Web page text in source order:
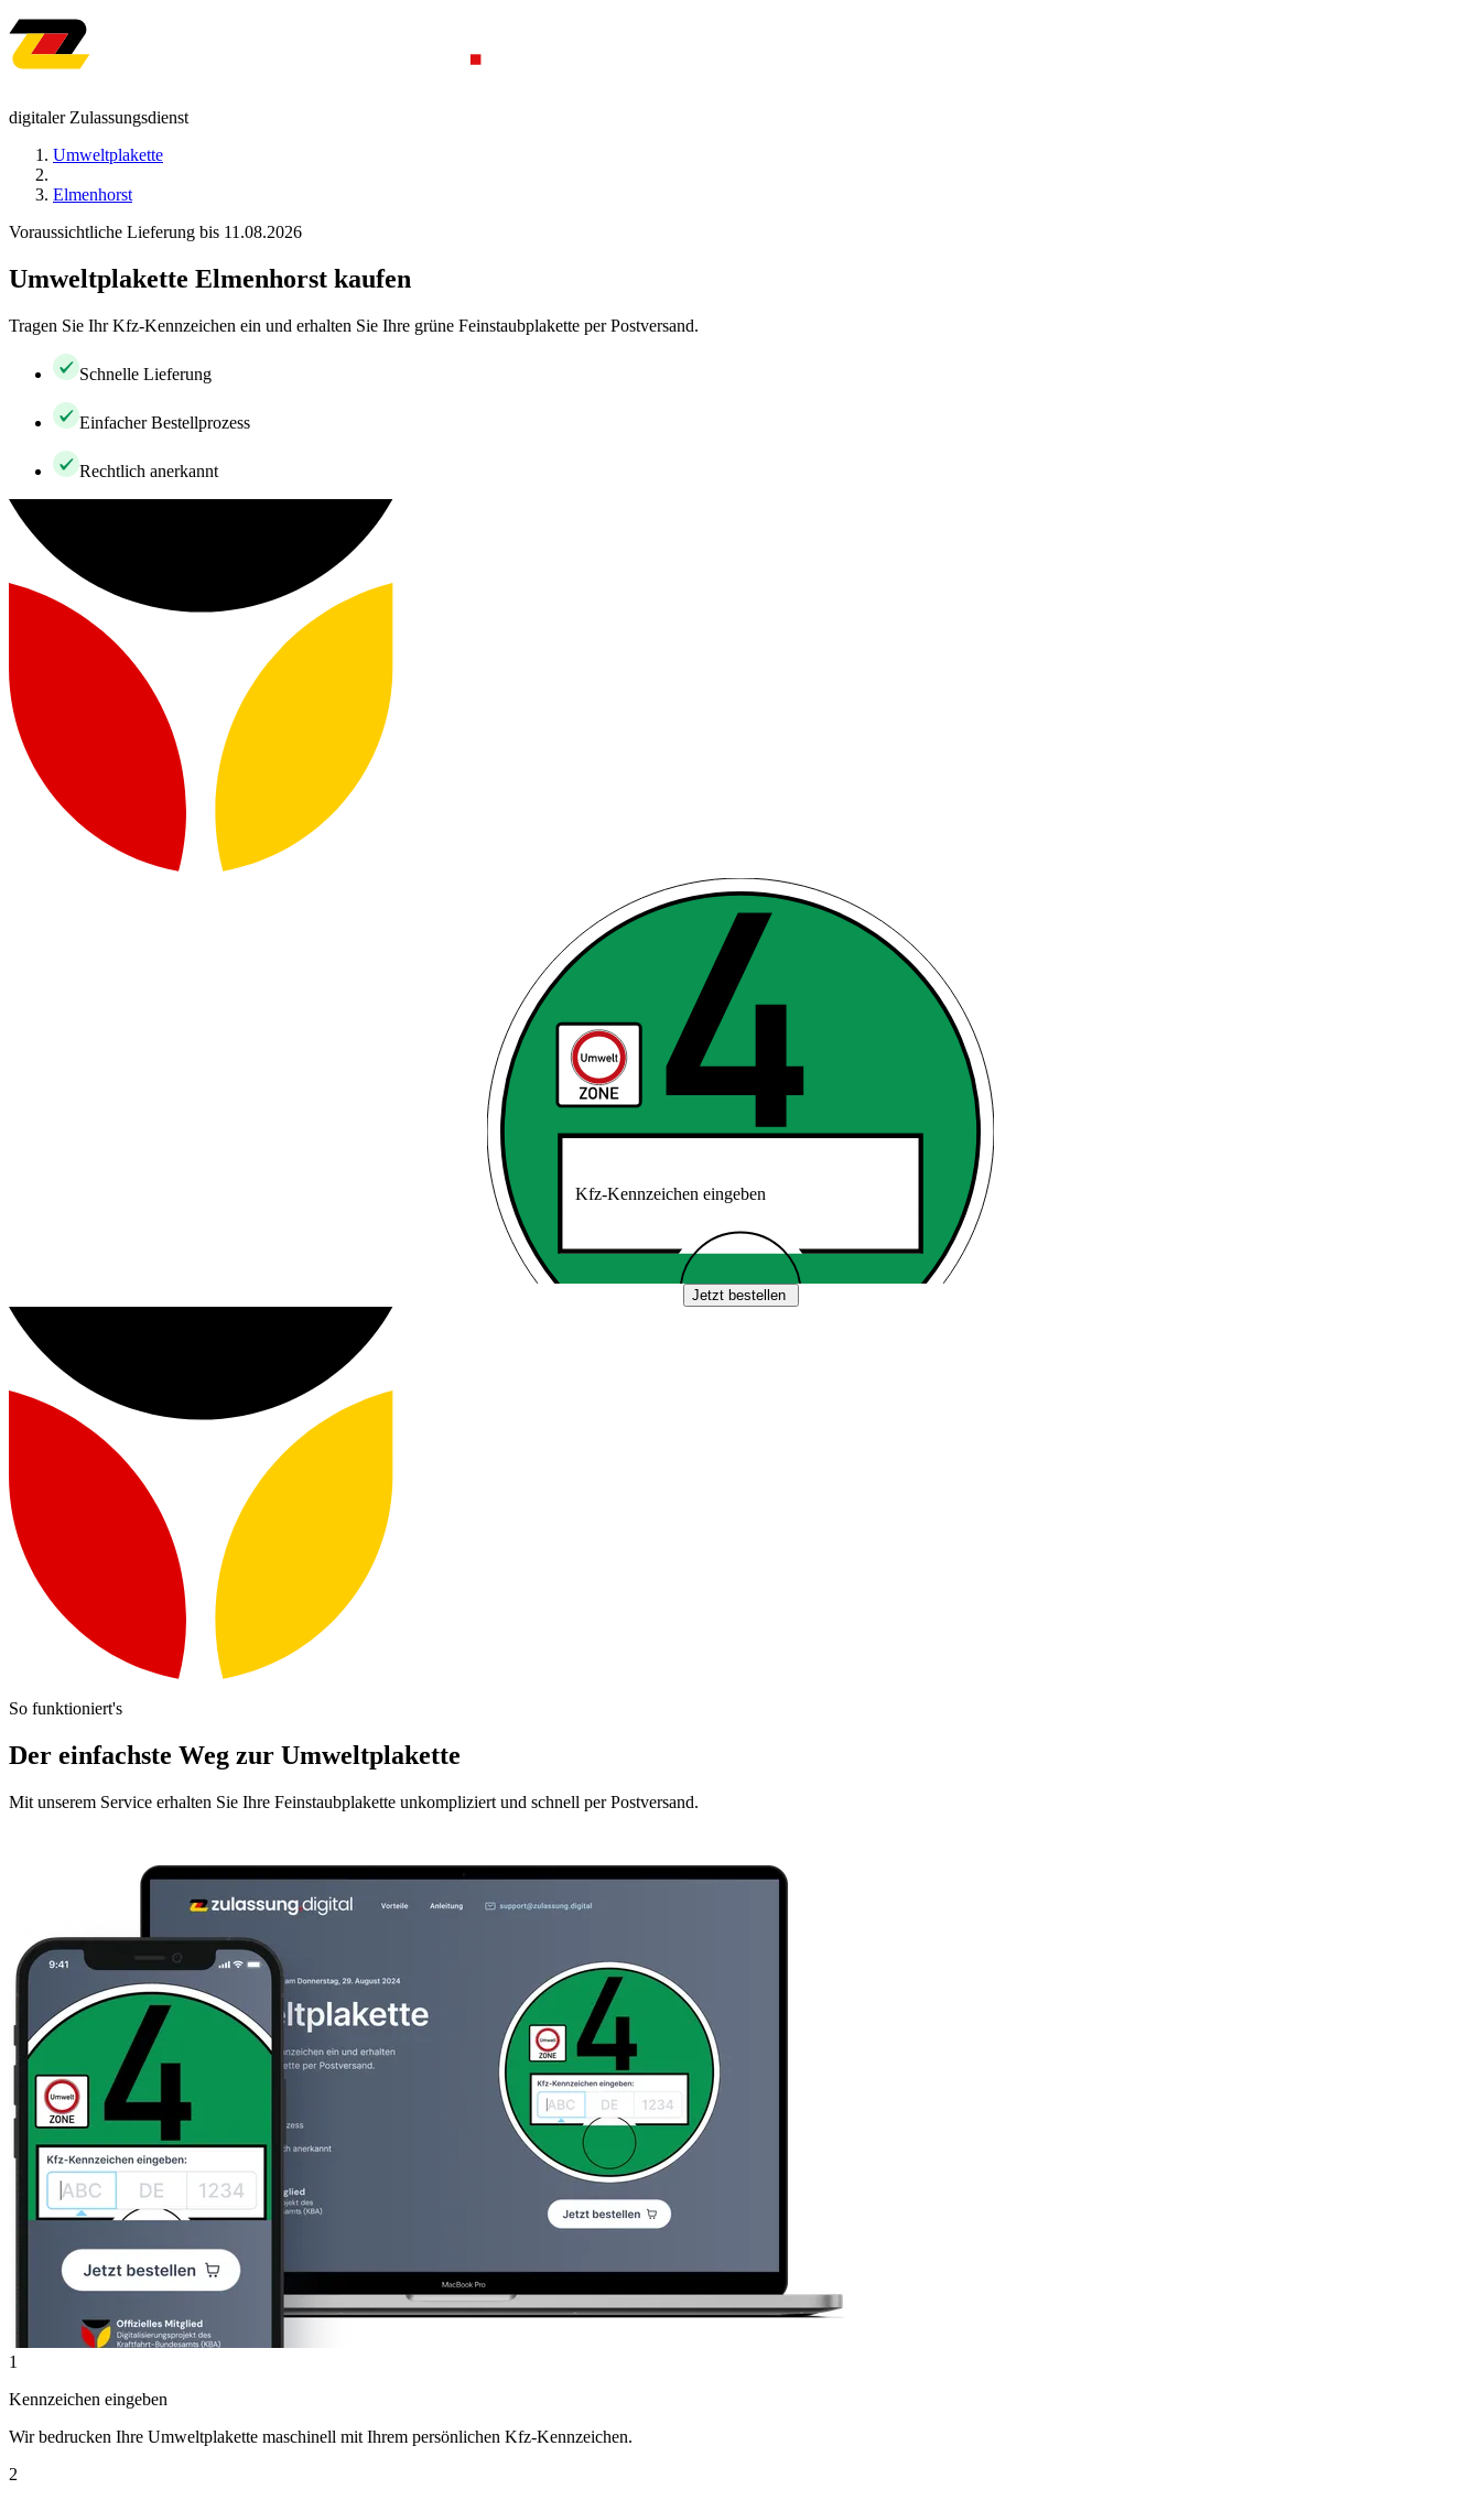
digitaler Zulassungsdienst
Umweltplakette
Elmenhorst
Voraussichtliche Lieferung bis 11.08.2026
Umweltplakette Elmenhorst kaufen
Tragen Sie Ihr Kfz-Kennzeichen ein und erhalten Sie Ihre grüne Feinstaubplakette per Postversand.
Schnelle Lieferung
Einfacher Bestellprozess
Rechtlich anerkannt
Kfz-Kennzeichen eingeben
Jetzt bestellen
So funktioniert's
Der einfachste Weg zur Umweltplakette
Mit unserem Service erhalten Sie Ihre Feinstaubplakette unkompliziert und schnell per Postversand.
1
Kennzeichen eingeben
Wir bedrucken Ihre Umweltplakette maschinell mit Ihrem persönlichen Kfz-Kennzeichen.
2